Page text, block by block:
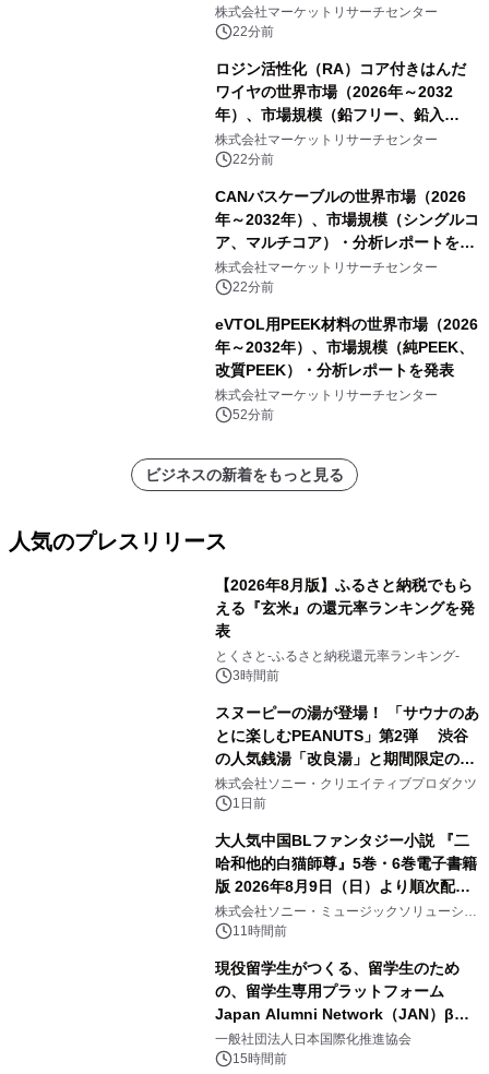
リーナー、溶剤系クリーナー、半水性
クリーナー）・分析レポートを発表
株式会社マーケットリサーチセンター
22分前
ロジン活性化（RA）コア付きはんだ
ワイヤの世界市場（2026年～2032
年）、市場規模（鉛フリー、鉛入
り）・分析レポートを発表
株式会社マーケットリサーチセンター
22分前
CANバスケーブルの世界市場（2026
年～2032年）、市場規模（シングルコ
ア、マルチコア）・分析レポートを発
表
株式会社マーケットリサーチセンター
22分前
eVTOL用PEEK材料の世界市場（2026
年～2032年）、市場規模（純PEEK、
改質PEEK）・分析レポートを発表
株式会社マーケットリサーチセンター
52分前
ビジネスの新着をもっと見る
人気のプレスリリース
【2026年8月版】ふるさと納税でもら
える『玄米』の還元率ランキングを発
表
とくさと-ふるさと納税還元率ランキング-
3時間前
スヌーピーの湯が登場！ 「サウナのあ
とに楽しむPEANUTS」第2弾 渋谷
の人気銭湯「改良湯」と期間限定のコ
ラボレーション サウナイキタイコラ
ボグッズも発売決定！
株式会社ソニー・クリエイティブプロダクツ
1日前
大人気中国BLファンタジー小説 『二
哈和他的白猫師尊』5巻・6巻電子書籍
版 2026年8月9日（日）より順次配信
開始
株式会社ソニー・ミュージックソリューショ
ンズ11時間前
現役留学生がつくる、留学生のため
の、留学生専用プラットフォーム
Japan Alumni Network（JAN）β版
をリリース
一般社団法人日本国際化推進協会
15時間前